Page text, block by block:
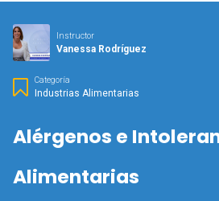
Instructor
Vanessa Rodríguez
Categoría
Industrias Alimentarias
Alérgenos e
Alimentarias